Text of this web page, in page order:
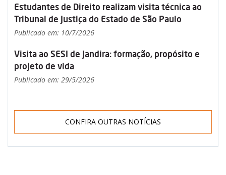
Estudantes de Direito realizam visita técnica ao
Tribunal de Justiça do Estado de São Paulo
Publicado em: 10/7/2026
Visita ao SESI de Jandira: formação, propósito e
projeto de vida
Publicado em: 29/5/2026
CONFIRA OUTRAS NOTÍCIAS